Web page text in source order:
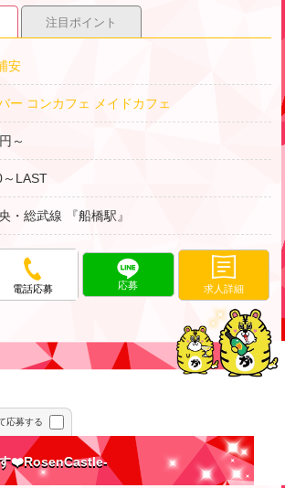
注目ポイント
安
ー コンカフェ メイドカフェ
～
LAST
・総武線 『船橋駅』
電話応募 応募 求人詳細
応募する
❤️RosenCastle-